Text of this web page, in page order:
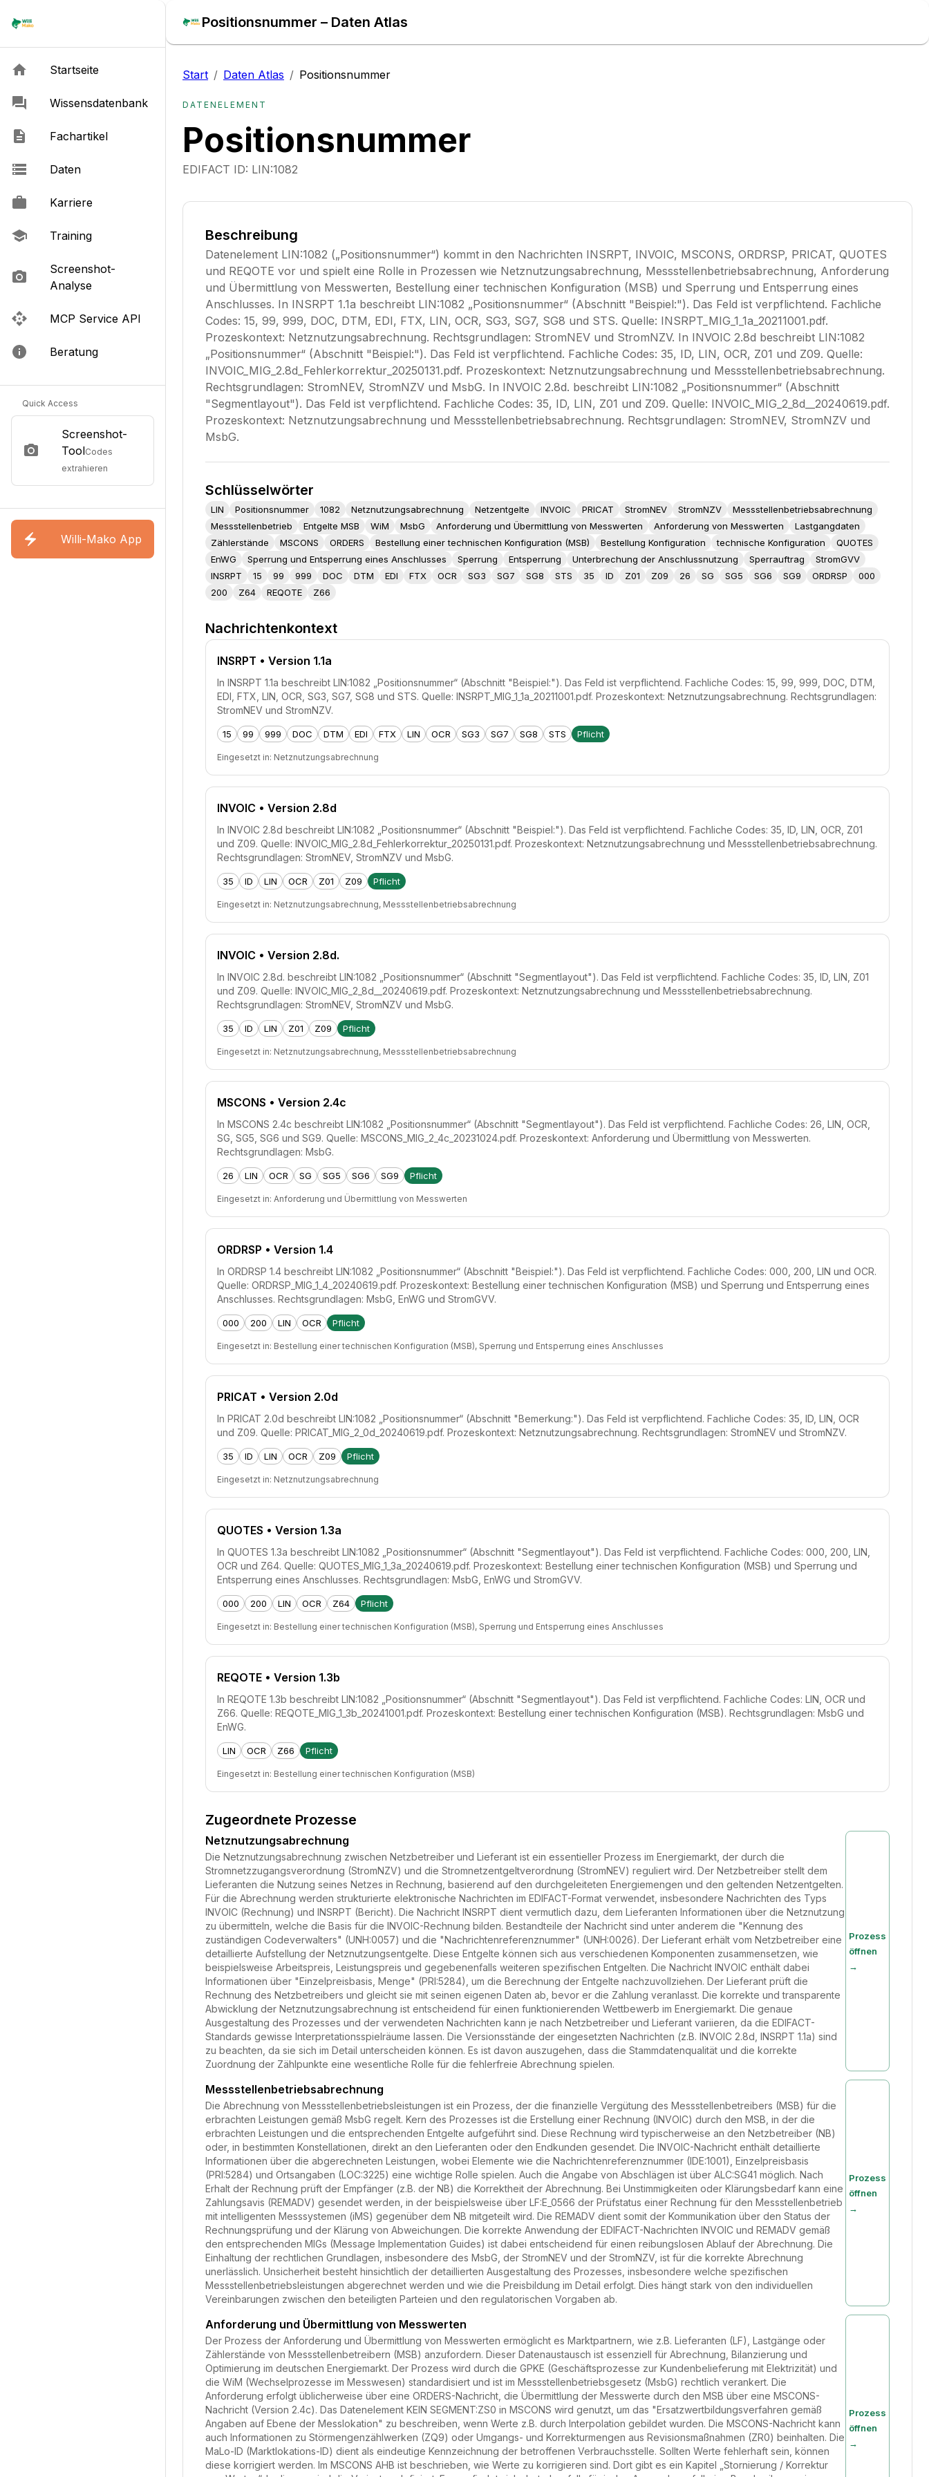
Positionsnummer – Daten Atlas
Startseite
Wissensdatenbank
Fachartikel
Daten
Karriere
Training
Screenshot-
Analyse
MCP Service API
Beratung
Quick Access
Screenshot-
ToolCodes
extrahieren
Willi-Mako App
Start / Daten Atlas / Positionsnummer
DATENELEMENT
Positionsnummer
EDIFACT ID: LIN:1082
Beschreibung
Datenelement LIN:1082 („Positionsnummer“) kommt in den Nachrichten INSRPT, INVOIC, MSCONS, ORDRSP, PRICAT, QUOTES
und REQOTE vor und spielt eine Rolle in Prozessen wie Netznutzungsabrechnung, Messstellenbetriebsabrechnung, Anforderung
und Übermittlung von Messwerten, Bestellung einer technischen Konfiguration (MSB) und Sperrung und Entsperrung eines
Anschlusses. In INSRPT 1.1a beschreibt LIN:1082 „Positionsnummer“ (Abschnitt "Beispiel:"). Das Feld ist verpflichtend. Fachliche
Codes: 15, 99, 999, DOC, DTM, EDI, FTX, LIN, OCR, SG3, SG7, SG8 und STS. Quelle: INSRPT_MIG_1_1a_20211001.pdf.
Prozeskontext: Netznutzungsabrechnung. Rechtsgrundlagen: StromNEV und StromNZV. In INVOIC 2.8d beschreibt LIN:1082
„Positionsnummer“ (Abschnitt "Beispiel:"). Das Feld ist verpflichtend. Fachliche Codes: 35, ID, LIN, OCR, Z01 und Z09. Quelle:
INVOIC_MIG_2.8d_Fehlerkorrektur_20250131.pdf. Prozeskontext: Netznutzungsabrechnung und Messstellenbetriebsabrechnung.
Rechtsgrundlagen: StromNEV, StromNZV und MsbG. In INVOIC 2.8d. beschreibt LIN:1082 „Positionsnummer“ (Abschnitt
"Segmentlayout"). Das Feld ist verpflichtend. Fachliche Codes: 35, ID, LIN, Z01 und Z09. Quelle: INVOIC_MIG_2_8d__20240619.pdf.
Prozeskontext: Netznutzungsabrechnung und Messstellenbetriebsabrechnung. Rechtsgrundlagen: StromNEV, StromNZV und
MsbG.
Schlüsselwörter
LIN Positionsnummer 1082 Netznutzungsabrechnung Netzentgelte INVOIC PRICAT StromNEV StromNZV
Messstellenbetriebsabrechnung
Messstellenbetrieb
Entgelte MSB WiM MsbG Anforderung und Übermittlung von Messwerten Anforderung von Messwerten
Lastgangdaten
Zählerstände
MSCONS ORDERS Bestellung einer technischen Konfiguration (MSB) Bestellung Konfiguration technische Konfiguration
QUOTES
EnWG
Sperrung und Entsperrung eines Anschlusses Sperrung Entsperrung Unterbrechung der Anschlussnutzung Sperrauftrag
StromGVV
INSRPT
15 99 999 DOC DTM EDI FTX OCR SG3 SG7 SG8 STS 35 ID Z01 Z09 26 SG SG5 SG6 SG9 ORDRSP
000
200
Z64 REQOTE Z66
Nachrichtenkontext
INSRPT • Version 1.1a
In INSRPT 1.1a beschreibt LIN:1082 „Positionsnummer“ (Abschnitt "Beispiel:"). Das Feld ist verpflichtend. Fachliche Codes: 15, 99, 999, DOC, DTM,
EDI, FTX, LIN, OCR, SG3, SG7, SG8 und STS. Quelle: INSRPT_MIG_1_1a_20211001.pdf. Prozeskontext: Netznutzungsabrechnung. Rechtsgrundlagen:
StromNEV und StromNZV.
15 99 999 DOC DTM EDI FTX LIN OCR SG3 SG7 SG8 STS Pflicht
Eingesetzt in: Netznutzungsabrechnung
INVOIC • Version 2.8d
In INVOIC 2.8d beschreibt LIN:1082 „Positionsnummer“ (Abschnitt "Beispiel:"). Das Feld ist verpflichtend. Fachliche Codes: 35, ID, LIN, OCR, Z01
und Z09. Quelle: INVOIC_MIG_2.8d_Fehlerkorrektur_20250131.pdf. Prozeskontext: Netznutzungsabrechnung und Messstellenbetriebsabrechnung.
Rechtsgrundlagen: StromNEV, StromNZV und MsbG.
35 ID LIN OCR Z01 Z09 Pflicht
Eingesetzt in: Netznutzungsabrechnung, Messstellenbetriebsabrechnung
INVOIC • Version 2.8d.
In INVOIC 2.8d. beschreibt LIN:1082 „Positionsnummer“ (Abschnitt "Segmentlayout"). Das Feld ist verpflichtend. Fachliche Codes: 35, ID, LIN, Z01
und Z09. Quelle: INVOIC_MIG_2_8d__20240619.pdf. Prozeskontext: Netznutzungsabrechnung und Messstellenbetriebsabrechnung.
Rechtsgrundlagen: StromNEV, StromNZV und MsbG.
35 ID LIN Z01 Z09 Pflicht
Eingesetzt in: Netznutzungsabrechnung, Messstellenbetriebsabrechnung
MSCONS • Version 2.4c
In MSCONS 2.4c beschreibt LIN:1082 „Positionsnummer“ (Abschnitt "Segmentlayout"). Das Feld ist verpflichtend. Fachliche Codes: 26, LIN, OCR,
SG, SG5, SG6 und SG9. Quelle: MSCONS_MIG_2_4c_20231024.pdf. Prozeskontext: Anforderung und Übermittlung von Messwerten.
Rechtsgrundlagen: MsbG.
26 LIN OCR SG SG5 SG6 SG9 Pflicht
Eingesetzt in: Anforderung und Übermittlung von Messwerten
ORDRSP • Version 1.4
In ORDRSP 1.4 beschreibt LIN:1082 „Positionsnummer“ (Abschnitt "Beispiel:"). Das Feld ist verpflichtend. Fachliche Codes: 000, 200, LIN und OCR.
Quelle: ORDRSP_MIG_1_4_20240619.pdf. Prozeskontext: Bestellung einer technischen Konfiguration (MSB) und Sperrung und Entsperrung eines
Anschlusses. Rechtsgrundlagen: MsbG, EnWG und StromGVV.
000 200 LIN OCR Pflicht
Eingesetzt in: Bestellung einer technischen Konfiguration (MSB), Sperrung und Entsperrung eines Anschlusses
PRICAT • Version 2.0d
In PRICAT 2.0d beschreibt LIN:1082 „Positionsnummer“ (Abschnitt "Bemerkung:"). Das Feld ist verpflichtend. Fachliche Codes: 35, ID, LIN, OCR
und Z09. Quelle: PRICAT_MIG_2_0d_20240619.pdf. Prozeskontext: Netznutzungsabrechnung. Rechtsgrundlagen: StromNEV und StromNZV.
35 ID LIN OCR Z09 Pflicht
Eingesetzt in: Netznutzungsabrechnung
QUOTES • Version 1.3a
In QUOTES 1.3a beschreibt LIN:1082 „Positionsnummer“ (Abschnitt "Segmentlayout"). Das Feld ist verpflichtend. Fachliche Codes: 000, 200, LIN,
OCR und Z64. Quelle: QUOTES_MIG_1_3a_20240619.pdf. Prozeskontext: Bestellung einer technischen Konfiguration (MSB) und Sperrung und
Entsperrung eines Anschlusses. Rechtsgrundlagen: MsbG, EnWG und StromGVV.
000 200 LIN OCR Z64 Pflicht
Eingesetzt in: Bestellung einer technischen Konfiguration (MSB), Sperrung und Entsperrung eines Anschlusses
REQOTE • Version 1.3b
In REQOTE 1.3b beschreibt LIN:1082 „Positionsnummer“ (Abschnitt "Segmentlayout"). Das Feld ist verpflichtend. Fachliche Codes: LIN, OCR und
Z66. Quelle: REQOTE_MIG_1_3b_20241001.pdf. Prozeskontext: Bestellung einer technischen Konfiguration (MSB). Rechtsgrundlagen: MsbG und
EnWG.
LIN OCR Z66 Pflicht
Eingesetzt in: Bestellung einer technischen Konfiguration (MSB)
Zugeordnete Prozesse
Netznutzungsabrechnung
Die Netznutzungsabrechnung zwischen Netzbetreiber und Lieferant ist ein essentieller Prozess im Energiemarkt, der durch die
Stromnetzzugangsverordnung (StromNZV) und die Stromnetzentgeltverordnung (StromNEV) reguliert wird. Der Netzbetreiber stellt dem
Lieferanten die Nutzung seines Netzes in Rechnung, basierend auf den durchgeleiteten Energiemengen und den geltenden Netzentgelten.
Für die Abrechnung werden strukturierte elektronische Nachrichten im EDIFACT-Format verwendet, insbesondere Nachrichten des Typs
INVOIC (Rechnung) und INSRPT (Bericht). Die Nachricht INSRPT dient vermutlich dazu, dem Lieferanten Informationen über die Netznutzung
zu übermitteln, welche die Basis für die INVOIC-Rechnung bilden. Bestandteile der Nachricht sind unter anderem die "Kennung des
zuständigen Codeverwalters" (UNH:0057) und die "Nachrichtenreferenznummer" (UNH:0026). Der Lieferant erhält vom Netzbetreiber eine
detaillierte Aufstellung der Netznutzungsentgelte. Diese Entgelte können sich aus verschiedenen Komponenten zusammensetzen, wie
beispielsweise Arbeitspreis, Leistungspreis und gegebenenfalls weiteren spezifischen Entgelten. Die Nachricht INVOIC enthält dabei
Informationen über "Einzelpreisbasis, Menge" (PRI:5284), um die Berechnung der Entgelte nachzuvollziehen. Der Lieferant prüft die
Rechnung des Netzbetreibers und gleicht sie mit seinen eigenen Daten ab, bevor er die Zahlung veranlasst. Die korrekte und transparente
Abwicklung der Netznutzungsabrechnung ist entscheidend für einen funktionierenden Wettbewerb im Energiemarkt. Die genaue
Ausgestaltung des Prozesses und der verwendeten Nachrichten kann je nach Netzbetreiber und Lieferant variieren, da die EDIFACT-
Standards gewisse Interpretationsspielräume lassen. Die Versionsstände der eingesetzten Nachrichten (z.B. INVOIC 2.8d, INSRPT 1.1a) sind
zu beachten, da sie sich im Detail unterscheiden können. Es ist davon auszugehen, dass die Stammdatenqualität und die korrekte
Zuordnung der Zählpunkte eine wesentliche Rolle für die fehlerfreie Abrechnung spielen.
Prozess
öffnen
→
Messstellenbetriebsabrechnung
Die Abrechnung von Messstellenbetriebsleistungen ist ein Prozess, der die finanzielle Vergütung des Messstellenbetreibers (MSB) für die
erbrachten Leistungen gemäß MsbG regelt. Kern des Prozesses ist die Erstellung einer Rechnung (INVOIC) durch den MSB, in der die
erbrachten Leistungen und die entsprechenden Entgelte aufgeführt sind. Diese Rechnung wird typischerweise an den Netzbetreiber (NB)
oder, in bestimmten Konstellationen, direkt an den Lieferanten oder den Endkunden gesendet. Die INVOIC-Nachricht enthält detaillierte
Informationen über die abgerechneten Leistungen, wobei Elemente wie die Nachrichtenreferenznummer (IDE:1001), Einzelpreisbasis
(PRI:5284) und Ortsangaben (LOC:3225) eine wichtige Rolle spielen. Auch die Angabe von Abschlägen ist über ALC:SG41 möglich. Nach
Erhalt der Rechnung prüft der Empfänger (z.B. der NB) die Korrektheit der Abrechnung. Bei Unstimmigkeiten oder Klärungsbedarf kann eine
Zahlungsavis (REMADV) gesendet werden, in der beispielsweise über LF:E_0566 der Prüfstatus einer Rechnung für den Messstellenbetrieb
mit intelligenten Messsystemen (iMS) gegenüber dem NB mitgeteilt wird. Die REMADV dient somit der Kommunikation über den Status der
Rechnungsprüfung und der Klärung von Abweichungen. Die korrekte Anwendung der EDIFACT-Nachrichten INVOIC und REMADV gemäß
den entsprechenden MIGs (Message Implementation Guides) ist dabei entscheidend für einen reibungslosen Ablauf der Abrechnung. Die
Einhaltung der rechtlichen Grundlagen, insbesondere des MsbG, der StromNEV und der StromNZV, ist für die korrekte Abrechnung
unerlässlich. Unsicherheit besteht hinsichtlich der detaillierten Ausgestaltung des Prozesses, insbesondere welche spezifischen
Messstellenbetriebsleistungen abgerechnet werden und wie die Preisbildung im Detail erfolgt. Dies hängt stark von den individuellen
Vereinbarungen zwischen den beteiligten Parteien und den regulatorischen Vorgaben ab.
Prozess
öffnen
→
Anforderung und Übermittlung von Messwerten
Der Prozess der Anforderung und Übermittlung von Messwerten ermöglicht es Marktpartnern, wie z.B. Lieferanten (LF), Lastgänge oder
Zählerstände von Messstellenbetreibern (MSB) anzufordern. Dieser Datenaustausch ist essenziell für Abrechnung, Bilanzierung und
Optimierung im deutschen Energiemarkt. Der Prozess wird durch die GPKE (Geschäftsprozesse zur Kundenbelieferung mit Elektrizität) und
die WiM (Wechselprozesse im Messwesen) standardisiert und ist im Messstellenbetriebsgesetz (MsbG) rechtlich verankert. Die
Anforderung erfolgt üblicherweise über eine ORDERS-Nachricht, die Übermittlung der Messwerte durch den MSB über eine MSCONS-
Nachricht (Version 2.4c). Das Datenelement KEIN SEGMENT:ZS0 in MSCONS wird genutzt, um das "Ersatzwertbildungsverfahren gemäß
Angaben auf Ebene der Messlokation" zu beschreiben, wenn Werte z.B. durch Interpolation gebildet wurden. Die MSCONS-Nachricht kann
auch Informationen zu Störmengenzählwerken (ZQ9) oder Umgangs- und Korrekturmengen aus Revisionsmaßnahmen (ZR0) beinhalten. Die
MaLo-ID (Marktlokations-ID) dient als eindeutige Kennzeichnung der betroffenen Verbrauchsstelle. Sollten Werte fehlerhaft sein, können
diese korrigiert werden. Im MSCONS AHB ist beschrieben, wie Werte zu korrigieren sind. Dort gibt es ein Kapitel „Stornierung / Korrektur
Prozess
öffnen
→